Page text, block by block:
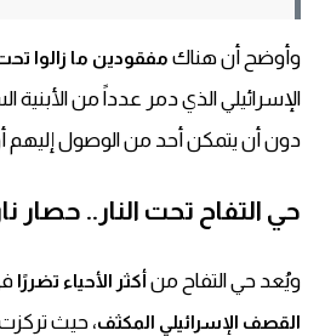
وأوضح أن هناك مفقودين ما زالوا
الإسرائيلي الذي دمر عدداً من
دون أن يتمكن أحد من الوصول إليهم
حي التفاح تحت النار.. حصار
ويُعد حي التفاح من أكثر الأحياء تضررًا
القصف الإسرائيلي المكثف، حيث